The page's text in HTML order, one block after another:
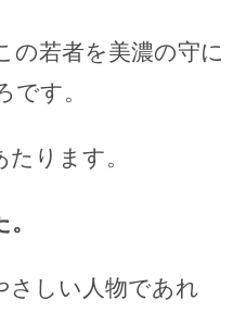
の若者を美濃の守に
です。
ります。
さしい人物であれ